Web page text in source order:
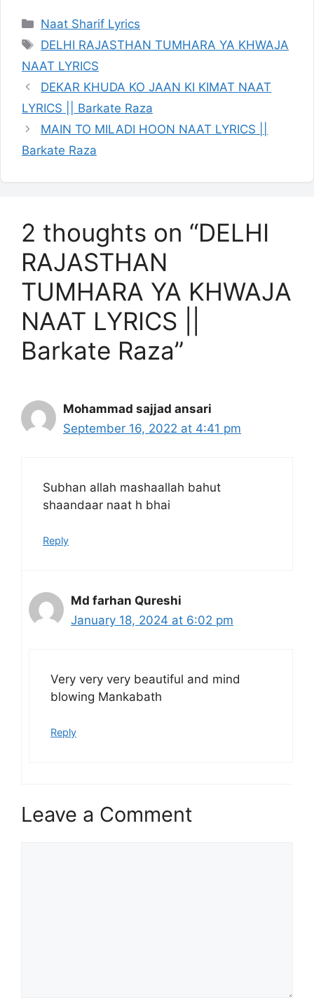
Categories
Naat Sharif Lyrics
Tags
DELHI RAJASTHAN TUMHARA YA KHWAJA
NAAT LYRICS
DEKAR KHUDA KO JAAN KI KIMAT NAAT
LYRICS || Barkate Raza
MAIN TO MILADI HOON NAAT LYRICS ||
Barkate Raza
2 thoughts on “DELHI
RAJASTHAN
TUMHARA YA KHWAJA
NAAT LYRICS ||
Barkate Raza”
Mohammad sajjad ansari
September 16, 2022 at 4:41 pm
Subhan allah mashaallah bahut
shaandaar naat h bhai
Reply
Md farhan Qureshi
January 18, 2024 at 6:02 pm
Very very very beautiful and mind
blowing Mankabath
Reply
Leave a Comment